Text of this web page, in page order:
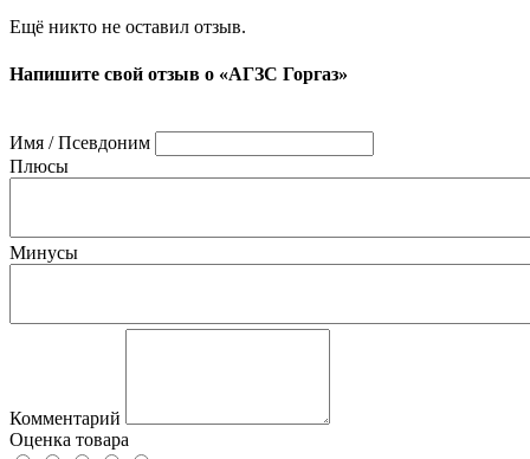
Ещё никто не оставил отзыв.
Напишите свой отзыв о «АГЗС Горгаз»
Имя / Псевдоним
Плюсы
Минусы
Комментарий
Оценка товара